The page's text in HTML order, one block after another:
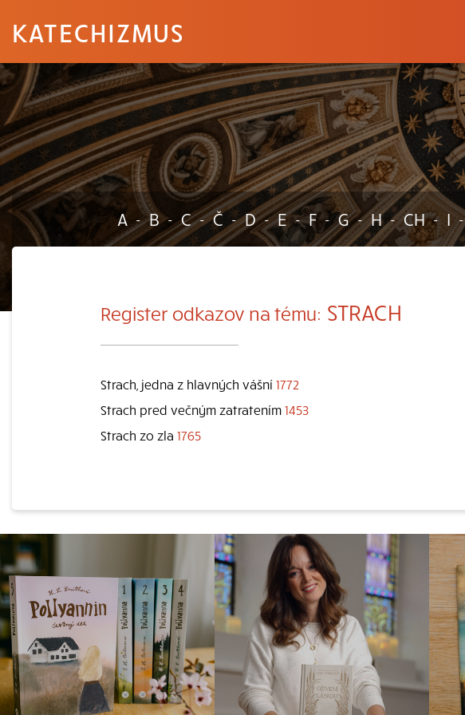
KATECHIZMUS
A - B - C - Č - D - E - F - G - H - CH - I -
Register odkazov na tému: STRACH
Strach, jedna z hlavných vášní 1772
Strach pred večným zatratením 1453
Strach zo zla 1765